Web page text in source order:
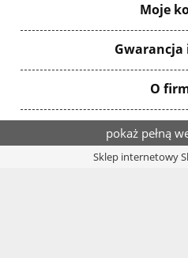
Moje
Gwarancja
O
pokaż pełną
Sklep internetowy